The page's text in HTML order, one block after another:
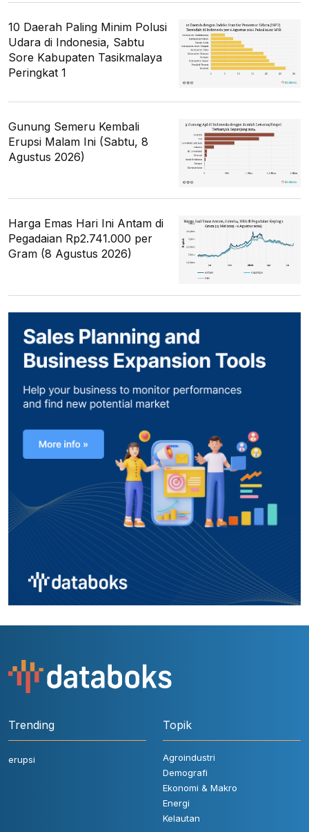
10 Daerah Paling Minim Polusi
Udara di Indonesia, Sabtu
Sore Kabupaten Tasikmalaya
Peringkat 1
Gunung Semeru Kembali
Erupsi Malam Ini (Sabtu, 8
Agustus 2026)
Harga Emas Hari Ini Antam di
Pegadaian Rp2.741.000 per
Gram (8 Agustus 2026)
Trending
erupsi
Topik
Agroindustri
Demografi
Ekonomi & Makro
Energi
Kelautan